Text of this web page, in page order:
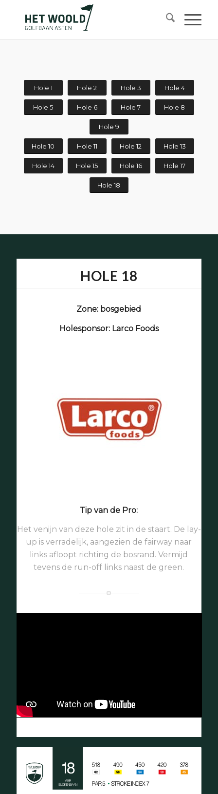
Hole 1 Hole 2 Hole 3 Hole 4
Hole 5 Hole 6 Hole 7 Hole 8
Hole 9
Hole 10 Hole 11 Hole 12 Hole 13
Hole 14 Hole 15 Hole 16 Hole 17
Hole 18
HOLE 18
Zone: bosgebied
Holesponsor: Larco Foods
Tip van de Pro:
Het venijn van deze hole zit in de staart. De lay-
up is verradelijk, aangezien de fairway naar
links afloopt richting de bosrand. Vermijd
tevens de run-off links naast de green.